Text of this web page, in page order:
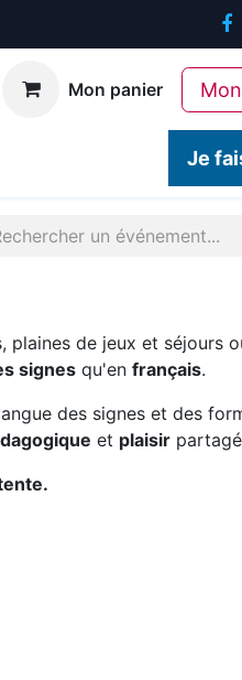
Mon panier
Je
plaines de jeux et séjours
signes qu'en français.
des signes et des
et plaisir